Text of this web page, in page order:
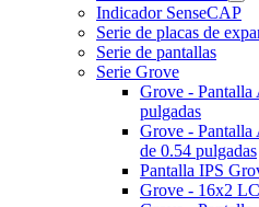
Indicador SenseCAP
Serie de placas de
Serie de pantallas
Serie Grove
Grove -
pulgadas
Grove - Pantalla
de 0.54 pulgadas
Pantalla IPS
Grove - 16x2